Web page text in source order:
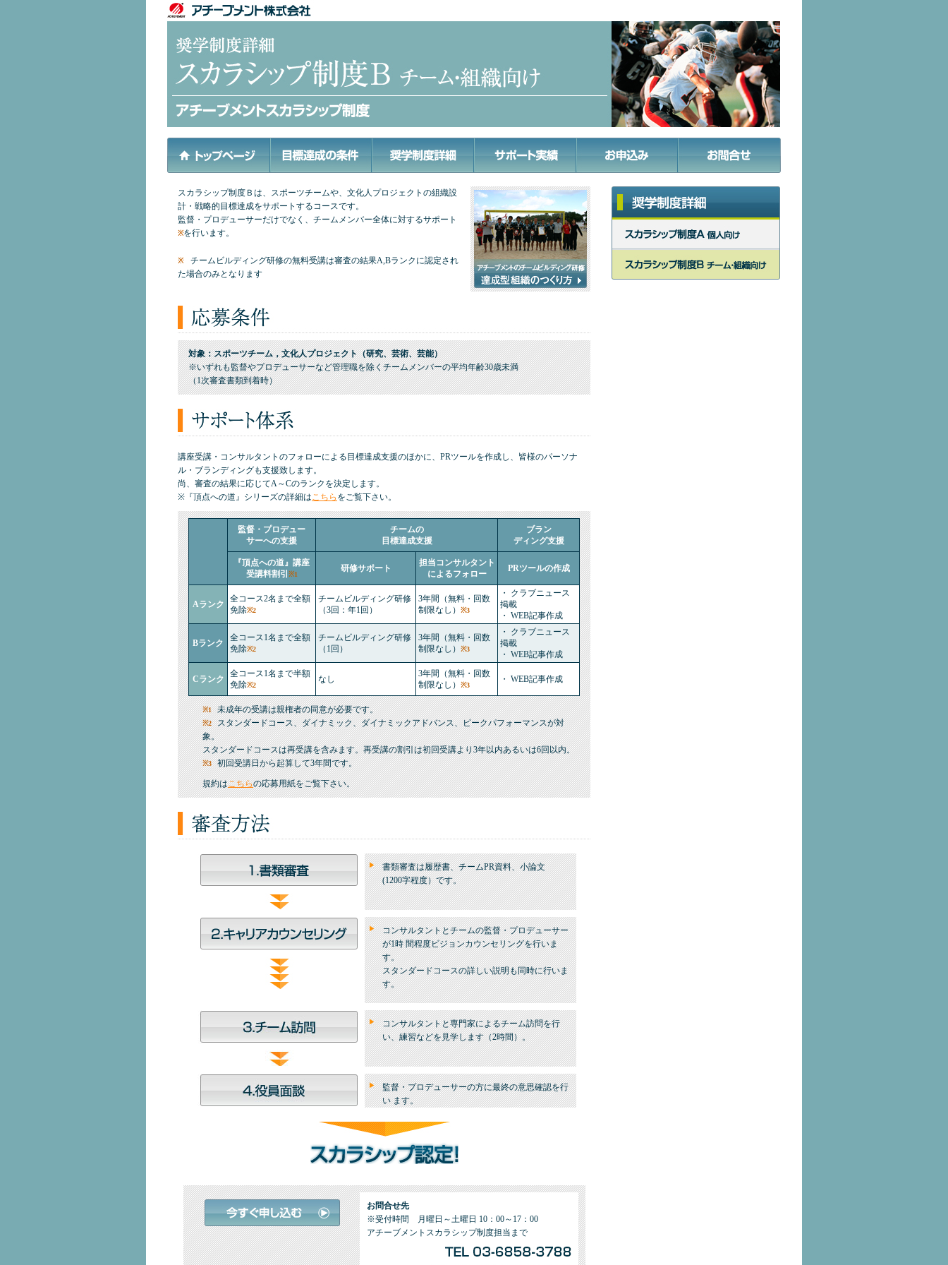
スカラシップ制度Ｂは、スポーツチームや、文化人プロジェクトの組織設
計・戦略的目標達成をサポートするコースです。
監督・プロデューサーだけでなく、チームメンバー全体に対するサポート
※を行います。
※
チームビルディング研修の無料受講は審査の結果A,Bランクに認定され
た場合のみとなります
対象：スポーツチーム，文化人プロジェクト（研究、芸術、芸能）
※いずれも監督やプロデューサーなど管理職を除くチームメンバーの平均年齢30歳未満
（1次審査書類到着時）
講座受講・コンサルタントのフォローによる目標達成支援のほかに、PRツールを作成し、皆様のパーソナ
ル・ブランディングも支援致します。
尚、審査の結果に応じてA～Cのランクを決定します。
※『頂点への道』シリーズの詳細はこちら をご覧下さい。
監督・プロデュー
サーへの支援
チームの
目標達成支援
ブラン
ディング支援
『頂点への道』講座
受講料割引 ※1
研修サポート
担当コンサルタント
によるフォロー
PRツールの作成
Aランク
全コース2名まで全額
免除※2
チームビルディング研修
（3回：年1回）
3年間（無料・回数
制限なし）
※3
・ クラブニュース
掲載
・ WEB記事作成
Bランク
全コース1名まで全額
免除※2
チームビルディング研修
（1回）
3年間（無料・回数
制限なし）
※3
・ クラブニュース
掲載
・ WEB記事作成
Cランク
全コース1名まで半額
免除※2
なし
3年間（無料・回数
制限なし）
※3
・ WEB記事作成
※1 未成年の受講は親権者の同意が必要です。
※2
スタンダードコース、ダイナミック、ダイナミックアドバンス、ピークパフォーマンスが対
象。
スタンダードコースは再受講を含みます。再受講の割引は初回受講より3年以内あるいは6回以内。
※3 初回受講日から起算して3年間です。
規約はこちらの応募用紙をご覧下さい。
書類審査は履歴書、チームPR資料、小論文
(1200字程度）です。
コンサルタントとチームの監督・プロデューサー
が1時 間程度ビジョンカウンセリングを行いま
す。
スタンダードコースの詳しい説明も同時に行いま
す。
コンサルタントと専門家によるチーム訪問を行
い、練習などを見学します（2時間）。
監督・プロデューサーの方に最終の意思確認を行
い ます。
お問合せ先
※受付時間 月曜日～土曜日 10：00～17：00
アチーブメントスカラシップ制度担当まで